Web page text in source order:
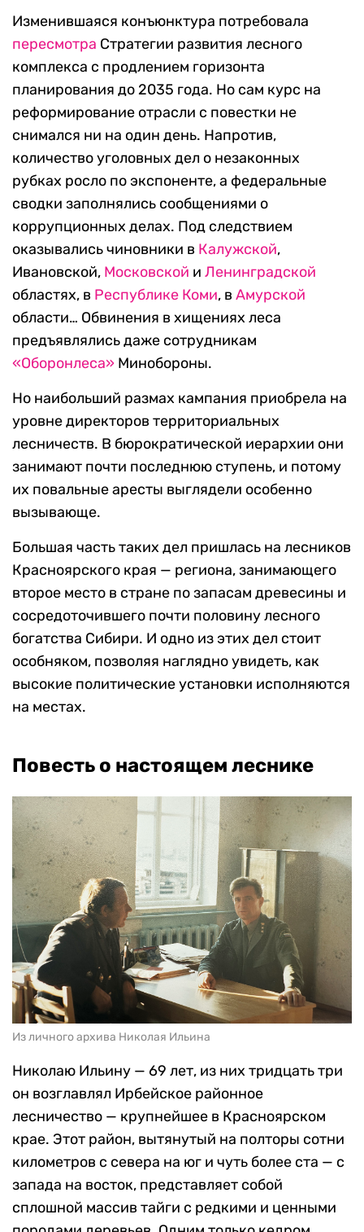
Изменившаяся конъюнктура потребовала
пересмотра Стратегии развития лесного
комплекса с продлением горизонта
планирования до 2035 года. Но сам курс на
реформирование отрасли с повестки не
снимался ни на один день. Напротив,
количество уголовных дел о незаконных
рубках росло по экспоненте, а федеральные
сводки заполнялись сообщениями о
коррупционных делах. Под следствием
оказывались чиновники в Калужской,
Ивановской, Московской и Ленинградской
областях, в Республике Коми, в Амурской
области… Обвинения в хищениях леса
предъявлялись даже сотрудникам
«Оборонлеса» Минобороны.
Но наибольший размах кампания приобрела на
уровне директоров территориальных
лесничеств. В бюрократической иерархии они
занимают почти последнюю ступень, и потому
их повальные аресты выглядели особенно
вызывающе.
Большая часть таких дел пришлась на лесников
Красноярского края — региона, занимающего
второе место в стране по запасам древесины и
сосредоточившего почти половину лесного
богатства Сибири. И одно из этих дел стоит
особняком, позволяя наглядно увидеть, как
высокие политические установки исполняются
на местах.
Повесть о настоящем леснике
Из личного архива Николая Ильина
Николаю Ильину — 69 лет, из них тридцать три
он возглавлял Ирбейское районное
лесничество — крупнейшее в Красноярском
крае. Этот район, вытянутый на полторы сотни
километров с севера на юг и чуть более ста — с
запада на восток, представляет собой
сплошной массив тайги с редкими и ценными